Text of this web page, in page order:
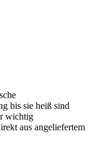
bis sie heiß sind
wichtig
aus angeliefertem